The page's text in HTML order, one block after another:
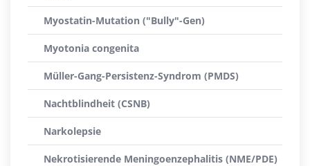
Myostatin-Mutation ("Bully"-Gen)
Myotonia congenita
Müller-Gang-Persistenz-Syndrom (PMDS)
Nachtblindheit (CSNB)
Narkolepsie
Nekrotisierende Meningoenzephalitis (NME/PDE)